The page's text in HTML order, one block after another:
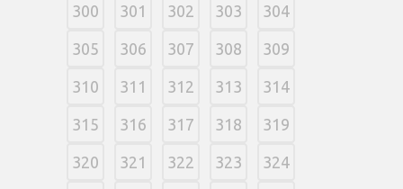
300 301 302 303 304
305 306 307 308 309
310 311 312 313 314
315 316 317 318 319
320 321 322 323 324